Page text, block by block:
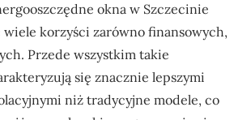
okna w Szczecinie
korzyści zarówno finansowych,
Przede wszystkim takie
się znacznie lepszymi
niż tradycyjne modele, co